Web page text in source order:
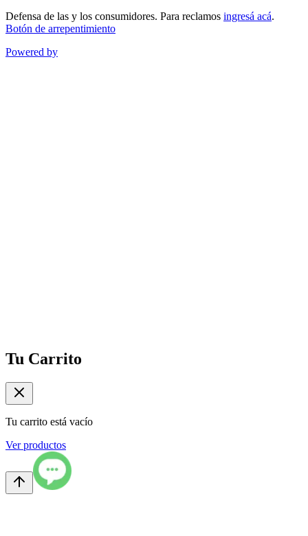
Defensa de las y los consumidores. Para reclamos ingresá acá.
Botón de arrepentimiento
Powered by
Tu Carrito
Tu carrito está vacío
Ver productos